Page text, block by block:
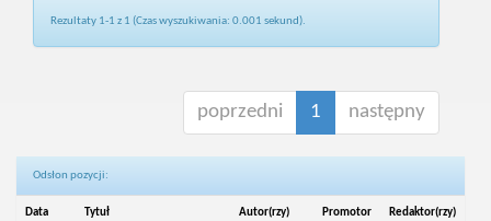
Rezultaty 1-1 z 1 (Czas wyszukiwania: 0.001 sekund).
poprzedni 1 następny
Odsłon pozycji:
Data
Tytuł Autor(rzy) Promotor Redaktor(rzy)